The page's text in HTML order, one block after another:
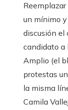
un mínimo
discusión el
candidato a
Amplio (el
protestas
la misma
Camila